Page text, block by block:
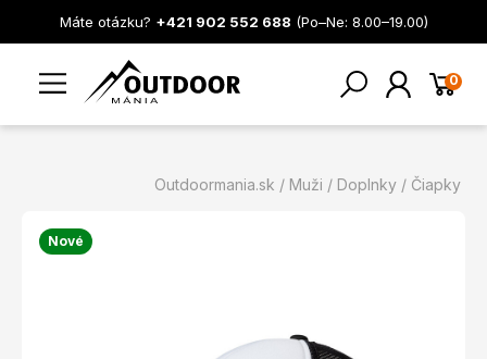
Máte otázku? +421 902 552 688 (Po–Ne: 8.00–19.00)
0
Outdoormania.sk Muži Doplnky Čiapky
Nové